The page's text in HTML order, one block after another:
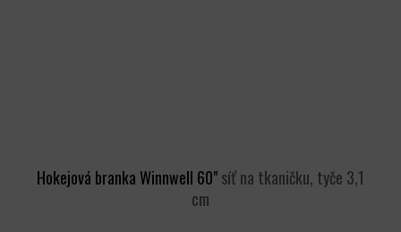
Hokejová branka Winnwell 60"síť na tkaničku, tyče 3,1
cm